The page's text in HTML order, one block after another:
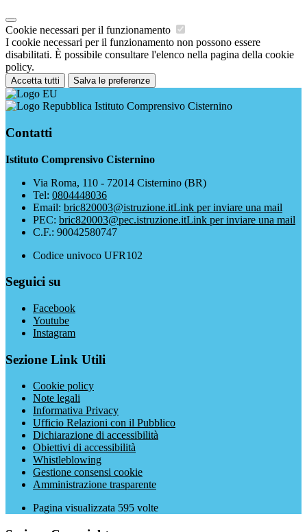
Cookie necessari per il funzionamento
I cookie necessari per il funzionamento non possono essere
disabilitati. È possibile consultare l'elenco nella pagina della cookie
policy.
Accetta tutti Salva le preferenze
Istituto Comprensivo Cisternino
Contatti
Istituto Comprensivo Cisternino
Via Roma, 110 - 72014 Cisternino (BR)
Tel: 0804448036
Email: bric820003@istruzione.itLink per inviare una mail
PEC: bric820003@pec.istruzione.itLink per inviare una mail
C.F.: 90042580747
Codice univoco UFR102
Seguici su
Facebook
Youtube
Instagram
Sezione Link Utili
Cookie policy
Note legali
Informativa Privacy
Ufficio Relazioni con il Pubblico
Dichiarazione di accessibilità
Obiettivi di accessibilità
Whistleblowing
Gestione consensi cookie
Amministrazione trasparente
Pagina visualizzata 595 volte